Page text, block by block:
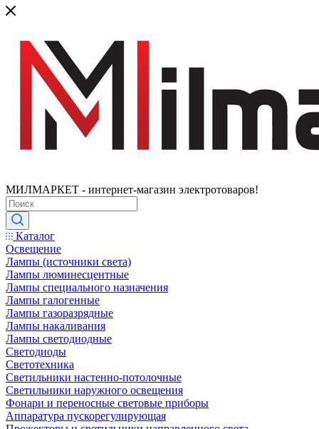
МИЛМАРКЕТ - интернет-магазин электротоваров!
Каталог
Освещение
Лампы (источники света)
Лампы люминесцентные
Лампы специального назначения
Лампы галогенные
Лампы газоразрядные
Лампы накаливания
Лампы светодиодные
Светодиоды
Светотехника
Светильники настенно-потолочные
Светильники наружного освещения
Фонари и переносные световые приборы
Аппаратура пускорегулирующая